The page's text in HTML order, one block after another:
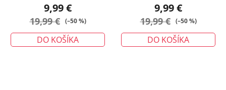
9,99 €
19,99 € (–50 %)
DO KOŠÍKA
9,99 €
19,99 € (–50 %)
DO KOŠÍKA